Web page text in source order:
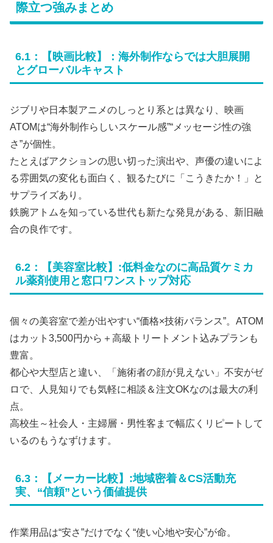
際立つ強みまとめ
6.1：【映画比較】：海外制作ならでは大胆展開
とグローバルキャスト
ジブリや日本製アニメのしっとり系とは異なり、映画
ATOMは“海外制作らしいスケール感”“メッセージ性の強
さ”が個性。
たとえばアクションの思い切った演出や、声優の違いによ
る雰囲気の変化も面白く、観るたびに「こうきたか！」と
サプライズあり。
鉄腕アトムを知っている世代も新たな発見がある、新旧融
合の良作です。
6.2：【美容室比較】:低料金なのに高品質ケミカ
ル薬剤使用と窓口ワンストップ対応
個々の美容室で差が出やすい“価格×技術バランス”。ATOM
はカット3,500円から＋高級トリートメント込みプランも
豊富。
都心や大型店と違い、「施術者の顔が見えない」不安がゼ
ロで、人見知りでも気軽に相談＆注文OKなのは最大の利
点。
高校生～社会人・主婦層・男性客まで幅広くリピートして
いるのもうなずけます。
6.3：【メーカー比較】:地域密着＆CS活動充
実、“信頼”という価値提供
作業用品は“安さ”だけでなく“使い心地や安心”が命。